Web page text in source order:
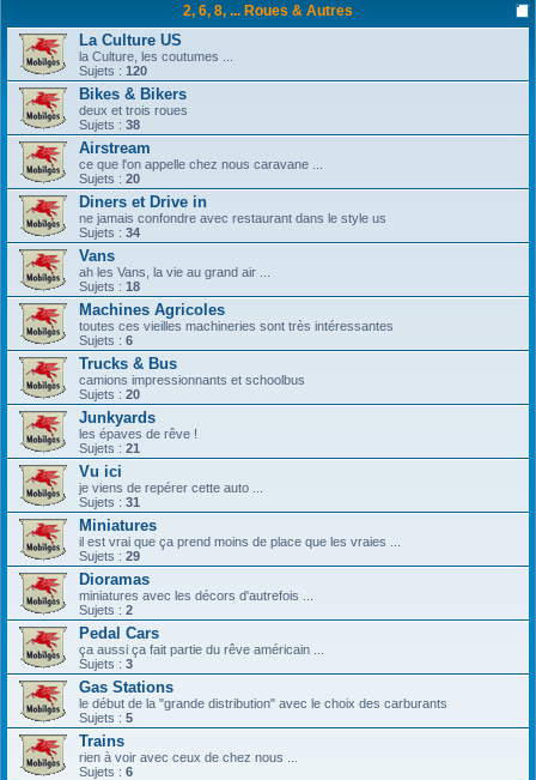
2, 6, 8, ... Roues & Autres
La Culture US
la Culture, les coutumes ...
Sujets : 120
Bikes & Bikers
deux et trois roues
Sujets : 38
Airstream
ce que l'on appelle chez nous caravane ...
Sujets : 20
Diners et Drive in
ne jamais confondre avec restaurant dans le style us
Sujets : 34
Vans
ah les Vans, la vie au grand air ...
Sujets : 18
Machines Agricoles
toutes ces vieilles machineries sont très intéressantes
Sujets : 6
Trucks & Bus
camions impressionnants et schoolbus
Sujets : 20
Junkyards
les épaves de rêve !
Sujets : 21
Vu ici
je viens de repérer cette auto ...
Sujets : 31
Miniatures
il est vrai que ça prend moins de place que les vraies ...
Sujets : 29
Dioramas
miniatures avec les décors d'autrefois ...
Sujets : 2
Pedal Cars
ça aussi ça fait partie du rêve américain ...
Sujets : 3
Gas Stations
le début de la "grande distribution" avec le choix des carburants
Sujets : 5
Trains
rien à voir avec ceux de chez nous ...
Sujets : 6